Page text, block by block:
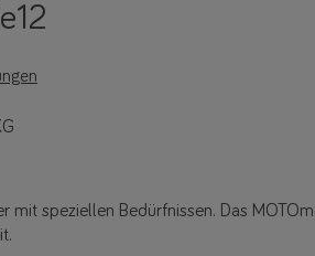
mit speziellen Bedürfnissen. Das